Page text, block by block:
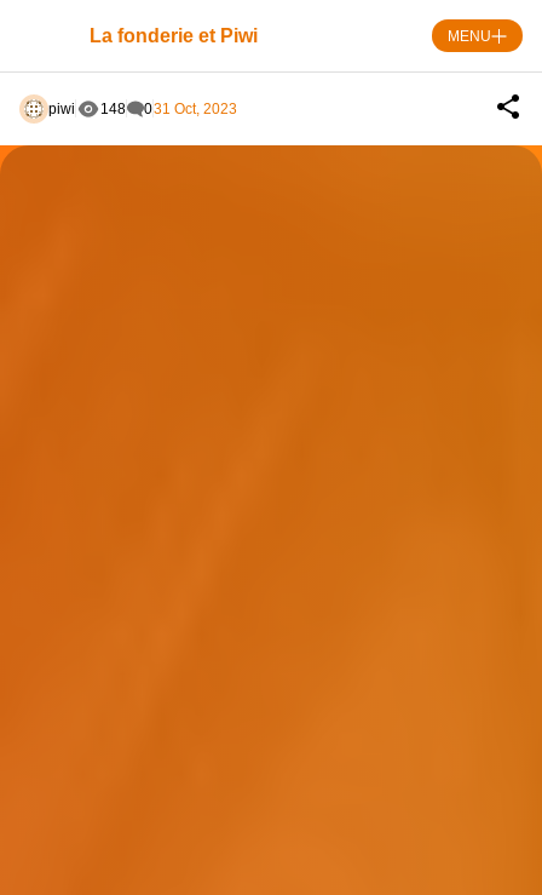
La fonderie et Piwi MENU
piwi 148 031 Oct, 2023